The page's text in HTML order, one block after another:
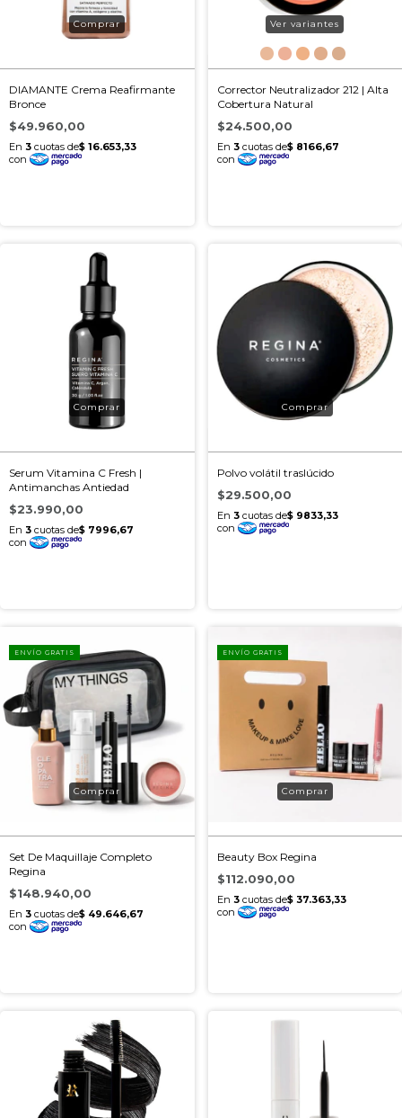
DIAMANTE Crema Reafirmante
Bronce
$49.960,00
Corrector Neutralizador 212 | Alta
Cobertura Natural
$24.500,00
Ver variantes
Serum Vitamina C Fresh |
Antimanchas Antiedad
$23.990,00
Polvo volátil traslúcido
$29.500,00
ENVÍO GRATIS
Set De Maquillaje Completo
Regina
$148.940,00
ENVÍO GRATIS
Beauty Box Regina
$112.090,00